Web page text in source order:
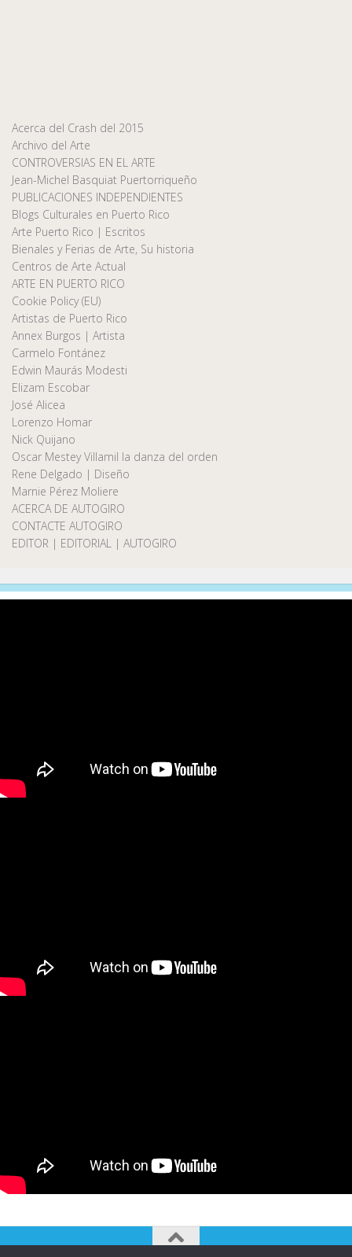
Acerca del Crash del 2015
Archivo del Arte
CONTROVERSIAS EN EL ARTE
Jean-Michel Basquiat Puertorriqueño
PUBLICACIONES INDEPENDIENTES
Blogs Culturales en Puerto Rico
Arte Puerto Rico | Escritos
Bienales y Ferias de Arte, Su historia
Centros de Arte Actual
ARTE EN PUERTO RICO
Cookie Policy (EU)
Artistas de Puerto Rico
Annex Burgos | Artista
Carmelo Fontánez
Edwin Maurás Modesti
Elizam Escobar
José Alicea
Lorenzo Homar
Nick Quijano
Oscar Mestey Villamil la danza del orden
Rene Delgado | Diseño
Marnie Pérez Moliere
ACERCA DE AUTOGIRO
CONTACTE AUTOGIRO
EDITOR | EDITORIAL | AUTOGIRO